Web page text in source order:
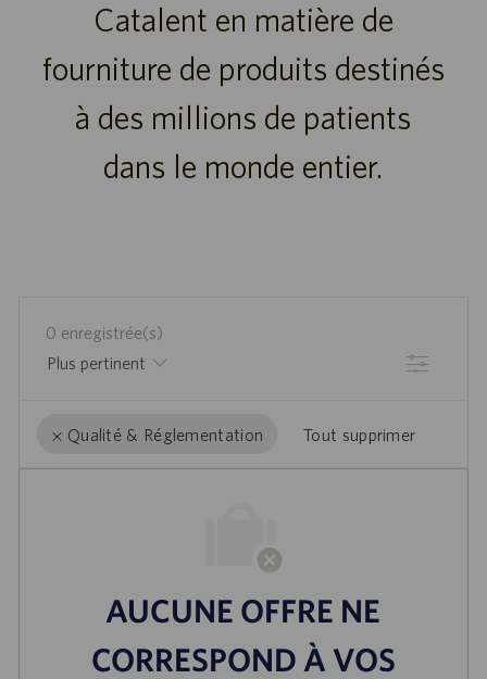
Catalent en matière de
fourniture de produits destinés
à des millions de patients
dans le monde entier.
0 enregistrée(s)
Filtre
Qualité & Réglementation Tout supprimer
AUCUNE OFFRE NE
CORRESPOND À VOS